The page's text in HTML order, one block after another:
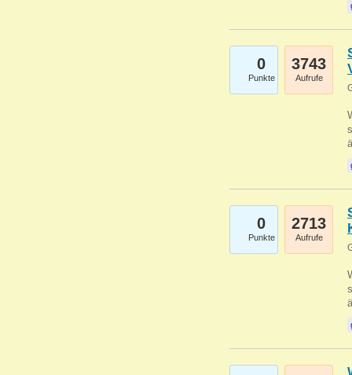
0
Punkte
3743
Aufrufe
0
Punkte
2713
Aufrufe